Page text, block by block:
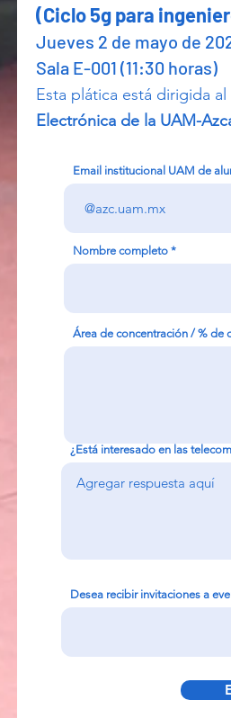
(Ciclo 5g para
Jueves 2 de mayo de
Sala E-001 (11:30 horas)
Esta plática está dirigida al
Electrónica de la UAM-
Email institucional UAM de
Nombre completo
Área de concentración / % de
¿Está interesado en las
Desea recibir invitaciones a